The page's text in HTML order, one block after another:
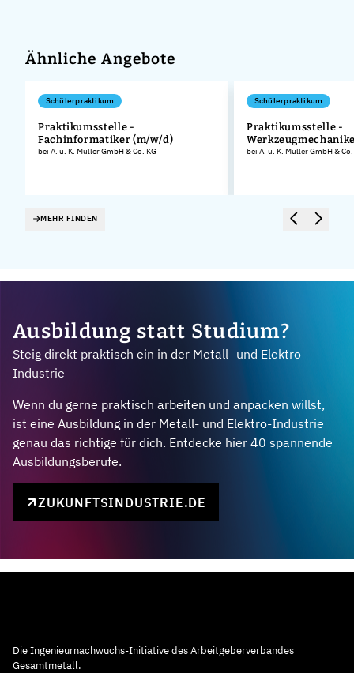
Ähnliche Angebote
Schülerpraktikum
Praktikumsstelle -
Fachinformatiker (m/w/d)
bei A. u. K. Müller GmbH & Co. KG
Schülerpraktikum
Praktikumsstelle -
bei A. u. K. Müller GmbH & Co.
MEHR FINDEN
Ausbildung statt Studium?
Steig direkt praktisch ein in der Metall- und Elektro-
Industrie
Wenn du gerne praktisch arbeiten und anpacken willst,
ist eine Ausbildung in der Metall- und Elektro-Industrie
genau das richtige für dich. Entdecke hier 40 spannende
Ausbildungsberufe.
ZUKUNFTSINDUSTRIE.DE
Die Ingenieurnachwuchs-Initiative des Arbeitgeberverbandes
Gesamtmetall.